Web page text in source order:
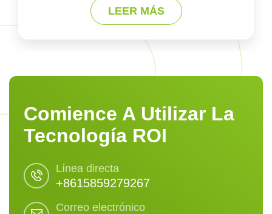
LEER MÁS
Comience A Utilizar La
Tecnología ROI
Línea directa
+8615859279267
Correo electrónico